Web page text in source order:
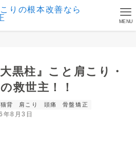
MENU
大黒柱』こと肩こり・
救世主！！
猫背 肩こり 頭痛 骨盤矯正
年8月3日